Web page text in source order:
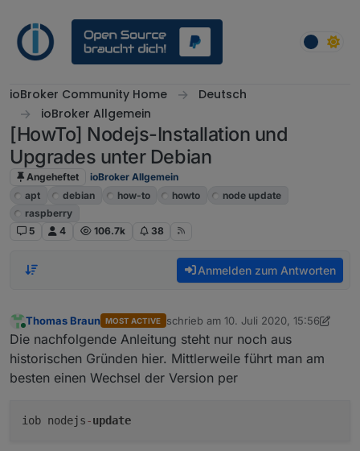
ioBroker Community Home
Deutsch
ioBroker Allgemein
[HowTo] Nodejs-Installation und
Upgrades unter Debian
Angeheftet
ioBroker Allgemein
apt
debian how-to howto
node update
raspberry
5
4 106.7k 38
Anmelden zum Antworten
Thomas Braun MOST ACTIVE schrieb am 10. Juli 2020, 15:56
zuletzt editiert von Thomas Braun
Die nachfolgende Anleitung steht nur noch aus
historischen Gründen hier. Mittlerweile führt man am
besten einen Wechsel der Version per
iob nodejs-update